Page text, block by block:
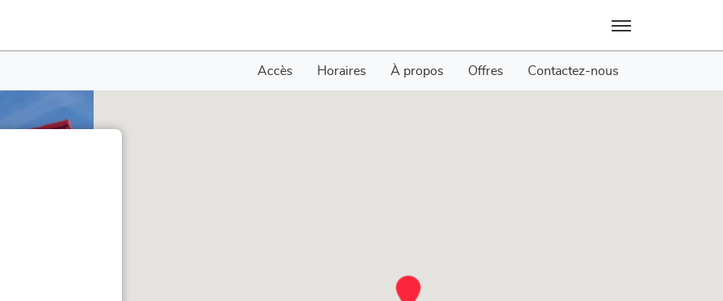
Menu
Accès Horaires À propos Offres Contactez-nous